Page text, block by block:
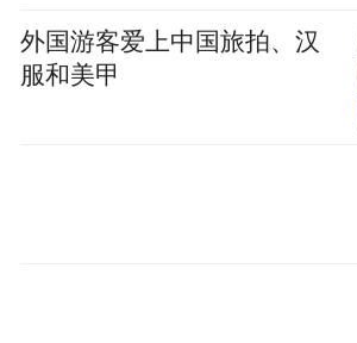
外国游客爱上中国旅拍、汉
服和美甲